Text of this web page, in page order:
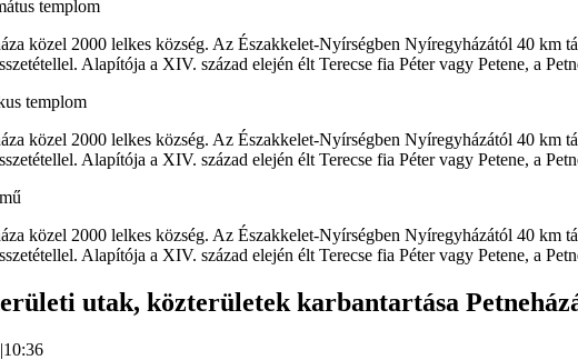
templom
közel 2000 lelkes község. Az Északkelet-Nyírségben Nyíregyházától 40 km
Alapítója a XIV. század elején élt Terecse fia Péter vagy Petene, a
templom
közel 2000 lelkes község. Az Északkelet-Nyírségben Nyíregyházától 40 km
Alapítója a XIV. század elején élt Terecse fia Péter vagy Petene, a
közel 2000 lelkes község. Az Északkelet-Nyírségben Nyíregyházától 40 km
Alapítója a XIV. század elején élt Terecse fia Péter vagy Petene, a
utak, közterületek karbantartása
|10:36